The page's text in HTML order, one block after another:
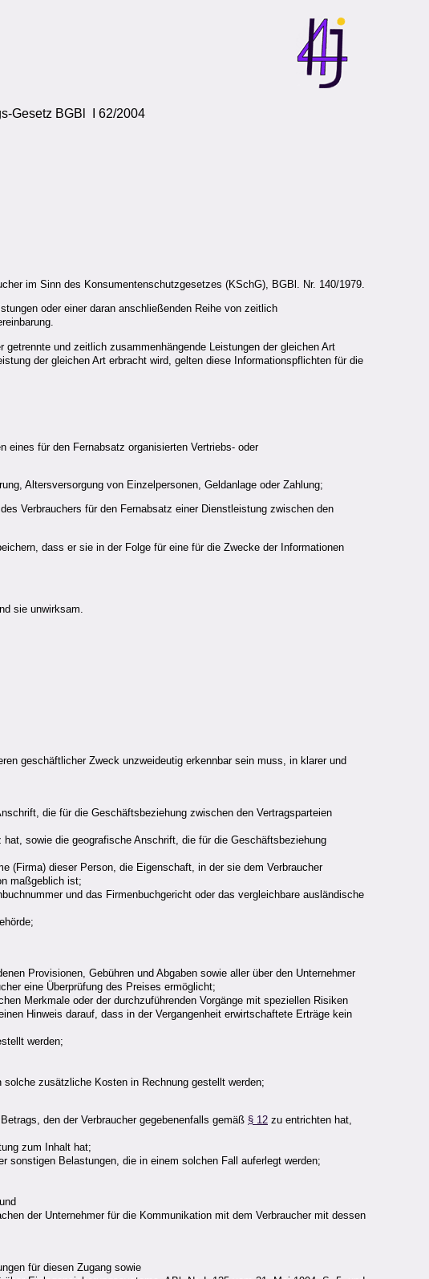
Gesetz BGBl I 62/2004
im Sinn des Konsumentenschutzgesetzes (KSchG), BGBl. Nr. 140/1979.
oder einer daran anschließenden Reihe von zeitlich
und zeitlich zusammenhängende Leistungen der gleichen Art
der gleichen Art erbracht wird, gelten diese Informationspflichten für die
eines für den Fernabsatz organisierten Vertriebs- oder
Altersversorgung von Einzelpersonen, Geldanlage oder Zahlung;
Verbrauchers für den Fernabsatz einer Dienstleistung zwischen den
dass er sie in der Folge für eine für die Zwecke der Informationen
sie unwirksam.
geschäftlicher Zweck unzweideutig erkennbar sein muss, in klarer und
die für die Geschäftsbeziehung zwischen den Vertragsparteien
sowie die geografische Anschrift, die für die Geschäftsbeziehung
(Firma) dieser Person, die Eigenschaft, in der sie dem Verbraucher
maßgeblich ist;
und das Firmenbuchgericht oder das vergleichbare ausländische
Provisionen, Gebühren und Abgaben sowie aller über den Unternehmer
eine Überprüfung des Preises ermöglicht;
Merkmale oder der durchzuführenden Vorgänge mit speziellen Risiken
Hinweis darauf, dass in der Vergangenheit erwirtschaftete Erträge kein
werden;
zusätzliche Kosten in Rechnung gestellt werden;
den der Verbraucher gegebenenfalls gemäß § 12 zu entrichten hat,
zum Inhalt hat;
sonstigen Belastungen, die in einem solchen Fall auferlegt werden;
der Unternehmer für die Kommunikation mit dem Verbraucher mit dessen
für diesen Zugang sowie